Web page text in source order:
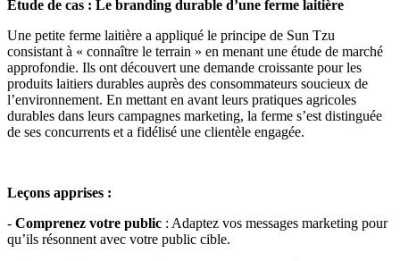
Étude de cas : Le branding durable d’une ferme laitière
Une petite ferme laitière a appliqué le principe de Sun Tzu
consistant à « connaître le terrain » en menant une étude de marché
approfondie. Ils ont découvert une demande croissante pour les
produits laitiers durables auprès des consommateurs soucieux de
l’environnement. En mettant en avant leurs pratiques agricoles
durables dans leurs campagnes marketing, la ferme s’est distinguée
de ses concurrents et a fidélisé une clientèle engagée.
Leçons apprises :
- Comprenez votre public : Adaptez vos messages marketing pour
qu’ils résonnent avec votre public cible.